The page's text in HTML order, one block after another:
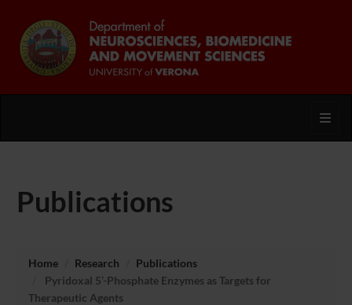
Publications
Home Research
Publications
Pyridoxal 5’-Phosphate Enzymes as Targets for
Therapeutic Agents